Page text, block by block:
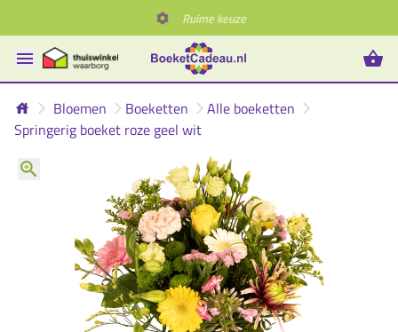
Ruime keuze
Bloemen Boeketten
Alle boeketten
Springerig boeket roze geel wit